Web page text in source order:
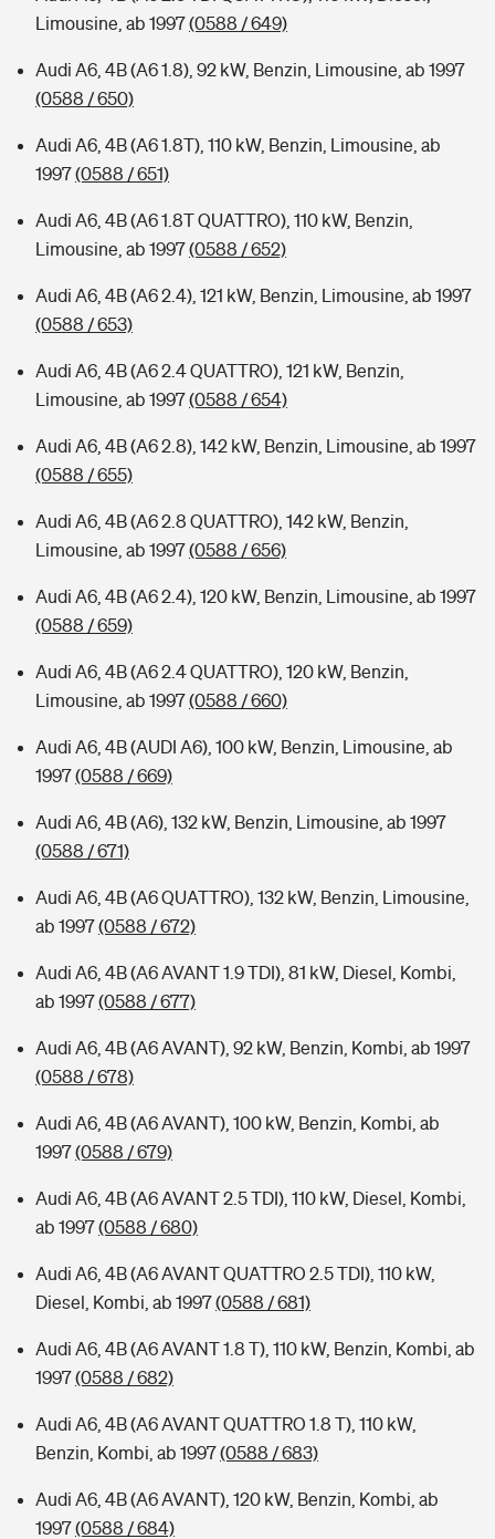
Limousine, ab 1997(0588 / 649)
Audi A6, 4B (A6 1.8), 92 kW, Benzin, Limousine, ab 1997
(0588 / 650)
Audi A6, 4B (A6 1.8T), 110 kW, Benzin, Limousine, ab
1997(0588 / 651)
Audi A6, 4B (A6 1.8T QUATTRO), 110 kW, Benzin,
Limousine, ab 1997(0588 / 652)
Audi A6, 4B (A6 2.4), 121 kW, Benzin, Limousine, ab 1997
(0588 / 653)
Audi A6, 4B (A6 2.4 QUATTRO), 121 kW, Benzin,
Limousine, ab 1997(0588 / 654)
Audi A6, 4B (A6 2.8), 142 kW, Benzin, Limousine, ab 1997
(0588 / 655)
Audi A6, 4B (A6 2.8 QUATTRO), 142 kW, Benzin,
Limousine, ab 1997(0588 / 656)
Audi A6, 4B (A6 2.4), 120 kW, Benzin, Limousine, ab 1997
(0588 / 659)
Audi A6, 4B (A6 2.4 QUATTRO), 120 kW, Benzin,
Limousine, ab 1997(0588 / 660)
Audi A6, 4B (AUDI A6), 100 kW, Benzin, Limousine, ab
1997(0588 / 669)
Audi A6, 4B (A6), 132 kW, Benzin, Limousine, ab 1997
(0588 / 671)
Audi A6, 4B (A6 QUATTRO), 132 kW, Benzin, Limousine,
ab 1997(0588 / 672)
Audi A6, 4B (A6 AVANT 1.9 TDI), 81 kW, Diesel, Kombi,
ab 1997(0588 / 677)
Audi A6, 4B (A6 AVANT), 92 kW, Benzin, Kombi, ab 1997
(0588 / 678)
Audi A6, 4B (A6 AVANT), 100 kW, Benzin, Kombi, ab
1997(0588 / 679)
Audi A6, 4B (A6 AVANT 2.5 TDI), 110 kW, Diesel, Kombi,
ab 1997(0588 / 680)
Audi A6, 4B (A6 AVANT QUATTRO 2.5 TDI), 110 kW,
Diesel, Kombi, ab 1997(0588 / 681)
Audi A6, 4B (A6 AVANT 1.8 T), 110 kW, Benzin, Kombi, ab
1997(0588 / 682)
Audi A6, 4B (A6 AVANT QUATTRO 1.8 T), 110 kW,
Benzin, Kombi, ab 1997(0588 / 683)
Audi A6, 4B (A6 AVANT), 120 kW, Benzin, Kombi, ab
1997(0588 / 684)